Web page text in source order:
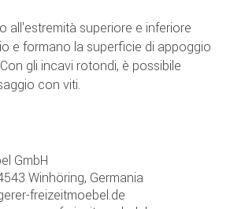
all'estremità superiore e inferiore
e formano la superficie di appoggio
gli incavi rotondi, è possibile
con viti.
GmbH
Winhöring, Germania
freizeitmoebel.de